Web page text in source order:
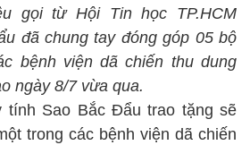
gọi từ Hội Tin học TP.HCM
đã chung tay đóng góp 05 bộ
bệnh viện dã chiến thu dung
ngày 8/7 vừa qua.
tính Sao Bắc Đẩu trao tặng sẽ
trong các bệnh viện dã chiến